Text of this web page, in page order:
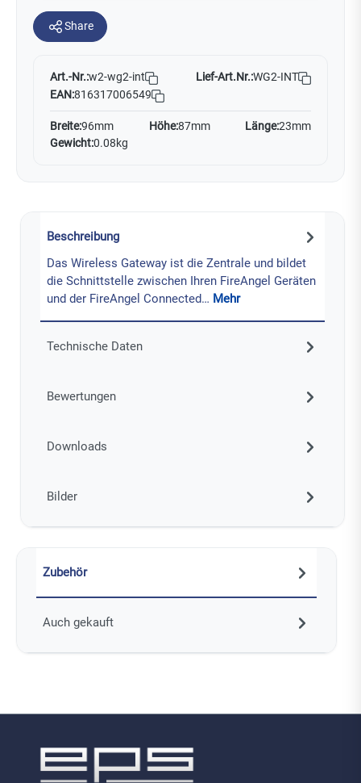
Share
Art.-Nr.:w2-wg2-int Lief-Art.Nr.:WG2-INT
EAN:816317006549
Breite:96mm Höhe:87mm Länge:23mm
Gewicht:0.08kg
Beschreibung
Das Wireless Gateway ist die Zentrale und bildet
die Schnittstelle zwischen Ihren FireAngel Geräten
und der FireAngel Connected… Mehr
Technische Daten
Bewertungen
Downloads
Bilder
Zubehör
Auch gekauft